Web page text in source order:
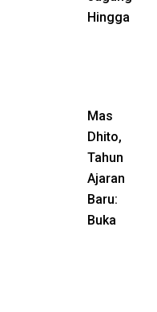
Hingga
Mas
Dhito,
Tahun
Ajaran
Baru:
Buka